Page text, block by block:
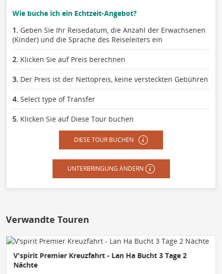
Wie buche ich ein Echtzeit-Angebot?
1. Geben Sie Ihr Reisedatum, die Anzahl der Erwachsenen
(Kinder) und die Sprache des Reiseleiters ein
2. Klicken Sie auf Preis berechnen
3. Der Preis ist der Nettopreis, keine versteckten Gebühren
4. Select type of Transfer
5. Klicken Sie auf Diese Tour buchen
DIESE TOUR BUCHEN
UNTERBRINGUNG ÄNDERN
Verwandte Touren
V'spirit Premier Kreuzfahrt - Lan Ha Bucht 3 Tage 2
Nächte